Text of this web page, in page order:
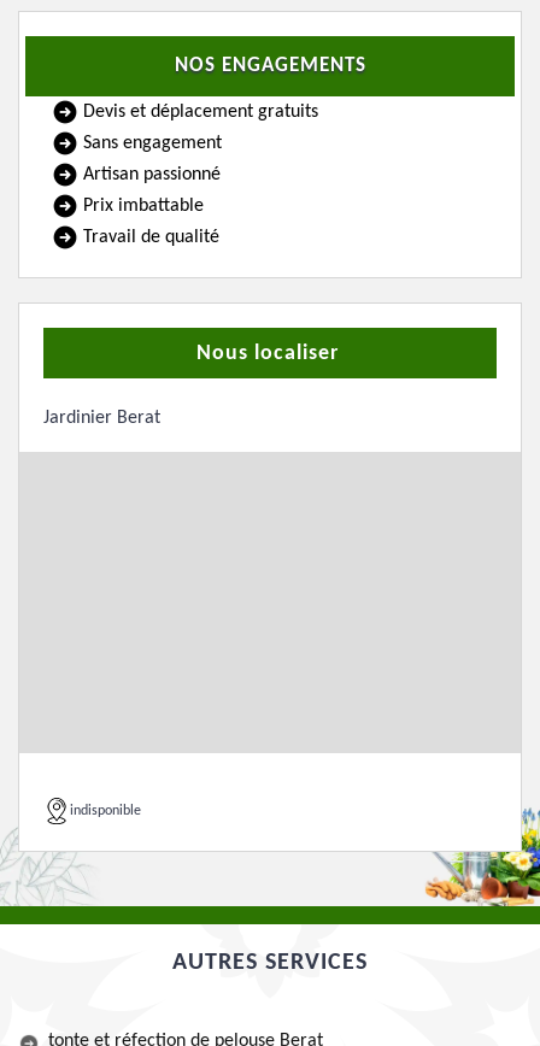
NOS ENGAGEMENTS
Devis et déplacement gratuits
Sans engagement
Artisan passionné
Prix imbattable
Travail de qualité
Nous localiser
Jardinier Berat
indisponible
AUTRES SERVICES
tonte et réfection de pelouse Berat